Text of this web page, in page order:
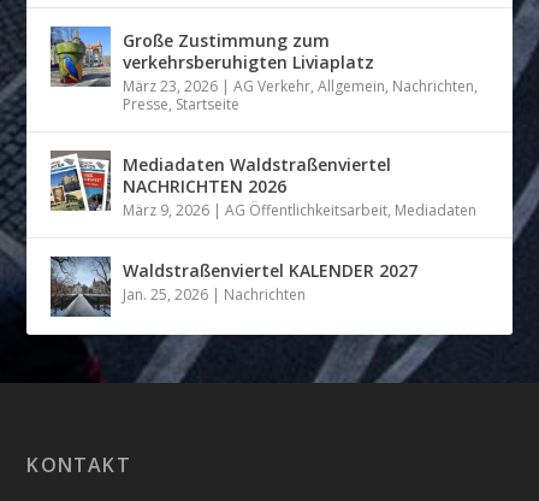
Große Zustimmung zum
verkehrsberuhigten Liviaplatz
März 23, 2026 |AG Verkehr,Allgemein, Nachrichten,
Presse, Startseite
Mediadaten Waldstraßenviertel
NACHRICHTEN 2026
März 9, 2026 |AG Öffentlichkeitsarbeit, Mediadaten
Waldstraßenviertel KALENDER 2027
Jan. 25, 2026 | Nachrichten
KONTAKT